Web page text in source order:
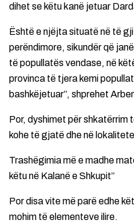
dihet se këtu kanë jetuar
Është e njëjta situatë në të
perëndimore, sikundër që
të popullatës vendase, në
provinca të tjera kemi
bashkëjetuar”, shprehet
Por, dyshimet për shkatërrim
kohe të gjatë dhe në
Trashëgimia më e madhe
këtu në Kalanë e Shkupit”
Por disa vite më parë edhe
mohim të elementeve ilire.